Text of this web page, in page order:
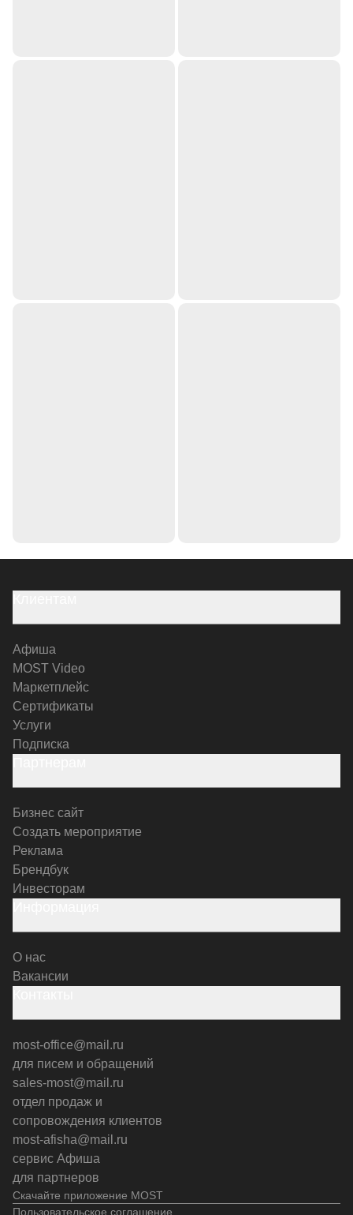
Скачайте приложение MOST
Афиша
MOST Video
Маркетплейс
Сертификаты
Услуги
Подписка
Бизнес сайт
Создать мероприятие
Реклама
Брендбук
Инвесторам
О нас
Вакансии
most-office@mail.ru
для писем и обращений
sales-most@mail.ru
отдел продаж и
сопровождения клиентов
most-afisha@mail.ru
сервис Афиша
для партнеров
Пользовательское соглашение